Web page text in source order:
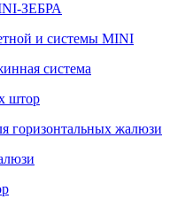
ЗЕБРА
и системы MINI
система
штор
горизонтальных жалюзи